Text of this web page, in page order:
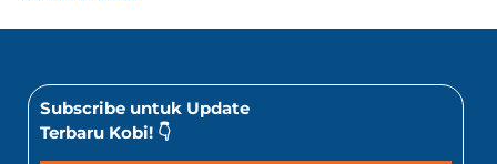
Subscribe untuk Update
Terbaru Kobi! 👇